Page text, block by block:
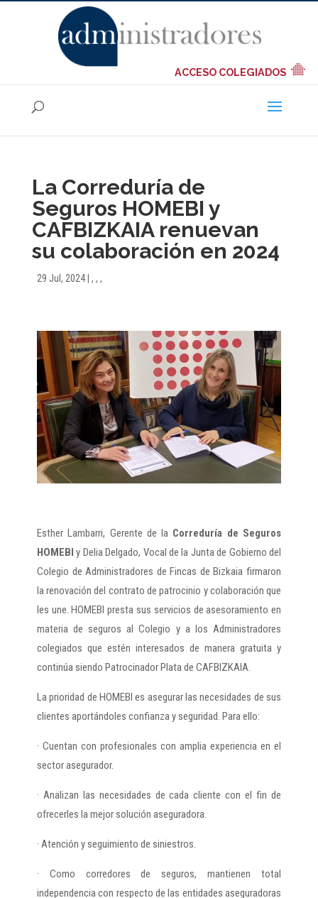
ACCESO COLEGIADOS
La Correduría de
Seguros HOMEBI y
CAFBIZKAIA renuevan
su colaboración en 2024
29 Jul, 2024| , , ,
Esther Lambarri, Gerente de la Correduría de Seguros
HOMEBI y Delia Delgado, Vocal de la Junta de Gobierno del
Colegio de Administradores de Fincas de Bizkaia firmaron
la renovación del contrato de patrocinio y colaboración que
les une. HOMEBI presta sus servicios de asesoramiento en
materia de seguros al Colegio y a los Administradores
colegiados que estén interesados de manera gratuita y
continúa siendo Patrocinador Plata de CAFBIZKAIA.
La prioridad de HOMEBI es asegurar las necesidades de sus
clientes aportándoles confianza y seguridad. Para ello:
· Cuentan con profesionales con amplia experiencia en el
sector asegurador.
· Analizan las necesidades de cada cliente con el fin de
ofrecerles la mejor solución aseguradora.
· Atención y seguimiento de siniestros.
· Como corredores de seguros, mantienen total
independencia con respecto de las entidades aseguradoras